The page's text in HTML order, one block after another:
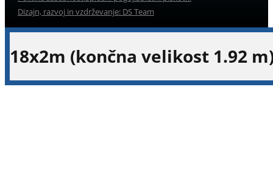
Dizajn, razvoj in vzdrževanje: DS Team
18x2m (končna velikost 1.92